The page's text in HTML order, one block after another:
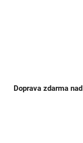
Doprava zdarma